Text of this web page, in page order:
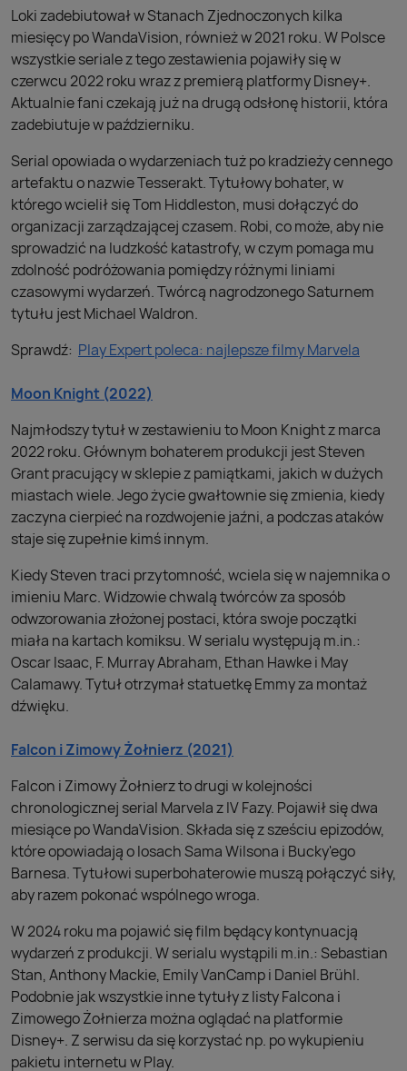
Loki zadebiutował w Stanach Zjednoczonych kilka
miesięcy po WandaVision, również w 2021 roku. W Polsce
wszystkie seriale z tego zestawienia pojawiły się w
czerwcu 2022 roku wraz z premierą platformy Disney+.
Aktualnie fani czekają już na drugą odsłonę historii, która
zadebiutuje w październiku.
Serial opowiada o wydarzeniach tuż po kradzieży cennego
artefaktu o nazwie Tesserakt. Tytułowy bohater, w
którego wcielił się Tom Hiddleston, musi dołączyć do
organizacji zarządzającej czasem. Robi, co może, aby nie
sprowadzić na ludzkość katastrofy, w czym pomaga mu
zdolność podróżowania pomiędzy różnymi liniami
czasowymi wydarzeń. Twórcą nagrodzonego Saturnem
tytułu jest Michael Waldron.
Sprawdź: Play Expert poleca: najlepsze filmy Marvela
Moon Knight (2022)
Najmłodszy tytuł w zestawieniu to Moon Knight z marca
2022 roku. Głównym bohaterem produkcji jest Steven
Grant pracujący w sklepie z pamiątkami, jakich w dużych
miastach wiele. Jego życie gwałtownie się zmienia, kiedy
zaczyna cierpieć na rozdwojenie jaźni, a podczas ataków
staje się zupełnie kimś innym.
Kiedy Steven traci przytomność, wciela się w najemnika o
imieniu Marc. Widzowie chwalą twórców za sposób
odwzorowania złożonej postaci, która swoje początki
miała na kartach komiksu. W serialu występują m.in.:
Oscar Isaac, F. Murray Abraham, Ethan Hawke i May
Calamawy. Tytuł otrzymał statuetkę Emmy za montaż
dźwięku.
Falcon i Zimowy Żołnierz (2021)
Falcon i Zimowy Żołnierz to drugi w kolejności
chronologicznej serial Marvela z IV Fazy. Pojawił się dwa
miesiące po WandaVision. Składa się z sześciu epizodów,
które opowiadają o losach Sama Wilsona i Bucky'ego
Barnesa. Tytułowi superbohaterowie muszą połączyć siły,
aby razem pokonać wspólnego wroga.
W 2024 roku ma pojawić się film będący kontynuacją
wydarzeń z produkcji. W serialu wystąpili m.in.: Sebastian
Stan, Anthony Mackie, Emily VanCamp i Daniel Brühl.
Podobnie jak wszystkie inne tytuły z listy Falcona i
Zimowego Żołnierza można oglądać na platformie
Disney+. Z serwisu da się korzystać np. po wykupieniu
pakietu internetu w Play.